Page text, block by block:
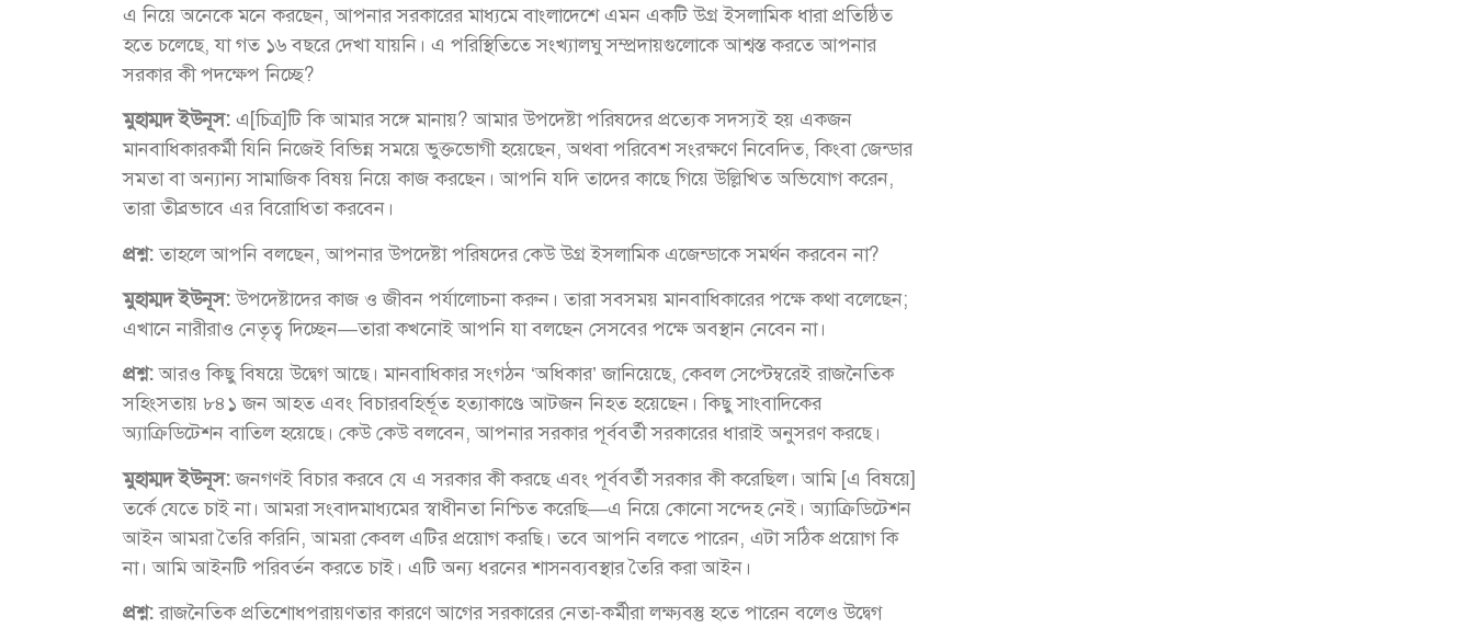
এ নিয়ে অনেকে মনে করছেন, আপনার সরকারের মাধ্যমে বাংলাদেশে এমন একটি উগ্র ইসলামিক ধারা প্রতিষ্ঠিত
হতে চলেছে, যা গত ১৬ বছরে দেখা যায়নি। এ পরিস্থিতিতে সংখ্যালঘু সম্প্রদায়গুলোকে আশ্বস্ত করতে আপনার
সরকার কী পদক্ষেপ নিচ্ছে?
মুহাম্মদ ইউনূস: এ[চিত্র]টি কি আমার সঙ্গে মানায়? আমার উপদেষ্টা পরিষদের প্রত্যেক সদস্যই হয় একজন
মানবাধিকারকর্মী যিনি নিজেই বিভিন্ন সময়ে ভুক্তভোগী হয়েছেন, অথবা পরিবেশ সংরক্ষণে নিবেদিত, কিংবা জেন্ডার
সমতা বা অন্যান্য সামাজিক বিষয় নিয়ে কাজ করছেন। আপনি যদি তাদের কাছে গিয়ে উল্লিখিত অভিযোগ করেন,
তারা তীব্রভাবে এর বিরোধিতা করবেন।
প্রশ্ন:তাহলে আপনি বলছেন, আপনার উপদেষ্টা পরিষদের কেউ উগ্র ইসলামিক এজেন্ডাকে সমর্থন করবেন না?
মুহাম্মদ ইউনূস:উপদেষ্টাদের কাজ ও জীবন পর্যালোচনা করুন। তারা সবসময় মানবাধিকারের পক্ষে কথা বলেছেন;
এখানে নারীরাও নেতৃত্ব দিচ্ছেন—তারা কখনোই আপনি যা বলছেন সেসবের পক্ষে অবস্থান নেবেন না।
প্রশ্ন:আরও কিছু বিষয়ে উদ্বেগ আছে। মানবাধিকার সংগঠন ‘অধিকার’ জানিয়েছে, কেবল সেপ্টেম্বরেই রাজনৈতিক
সহিংসতায় ৮৪১ জন আহত এবং বিচারবহির্ভূত হত্যাকাণ্ডে আটজন নিহত হয়েছেন। কিছু সাংবাদিকের
অ্যাক্রিডিটেশন বাতিল হয়েছে। কেউ কেউ বলবেন, আপনার সরকার পূর্ববর্তী সরকারের ধারাই অনুসরণ করছে।
মুহাম্মদ ইউনূস:জনগণই বিচার করবে যে এ সরকার কী করছে এবং পূর্ববর্তী সরকার কী করেছিল। আমি [এ বিষয়ে]
তর্কে যেতে চাই না। আমরা সংবাদমাধ্যমের স্বাধীনতা নিশ্চিত করেছি—এ নিয়ে কোনো সন্দেহ নেই। অ্যাক্রিডিটেশন
আইন আমরা তৈরি করিনি, আমরা কেবল এটির প্রয়োগ করছি। তবে আপনি বলতে পারেন, এটা সঠিক প্রয়োগ কি
না। আমি আইনটি পরিবর্তন করতে চাই। এটি অন্য ধরনের শাসনব্যবস্থার তৈরি করা আইন।
প্রশ্ন:রাজনৈতিক প্রতিশোধপরায়ণতার কারণে আগের সরকারের নেতা-কর্মীরা লক্ষ্যবস্তু হতে পারেন বলেও উদ্বেগ